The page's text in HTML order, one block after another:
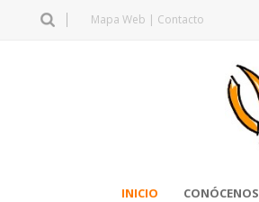
Mapa Web | Contacto
INICIO CONÓCENOS